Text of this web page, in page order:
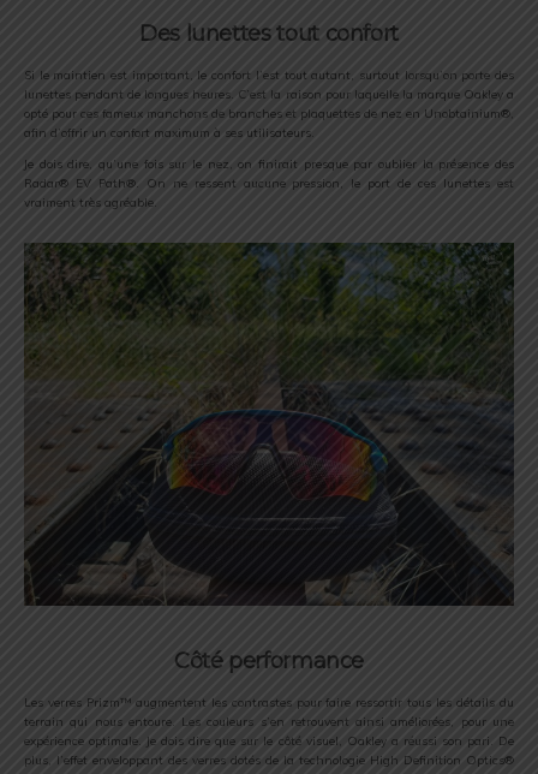
Des lunettes tout confort
Si le maintien est important, le confort l’est tout autant, surtout lorsqu’on porte des
lunettes pendant de longues heures. C’est la raison pour laquelle la marque Oakley a
opté pour ces fameux manchons de branches et plaquettes de nez en Unobtainium®,
afin d’offrir un confort maximum à ses utilisateurs.
Je dois dire, qu’une fois sur le nez, on finirait presque par oublier la présence des
Radar® EV Path®. On ne ressent aucune pression, le port de ces lunettes est
vraiment très agréable.
Côté performance
Les verres Prizm™ augmentent les contrastes pour faire ressortir tous les détails du
terrain qui nous entoure. Les couleurs s’en retrouvent ainsi améliorées, pour une
expérience optimale. Je dois dire que sur le côté visuel, Oakley a réussi son pari. De
plus, l’effet enveloppant des verres dotés de la technologie High Definition Optics®